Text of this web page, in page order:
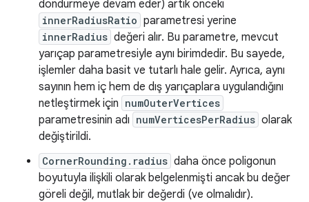
döndürmeye devam eder) artık önceki
innerRadiusRatio parametresi yerine
innerRadius değeri alır. Bu parametre, mevcut
yarıçap parametresiyle aynı birimdedir. Bu sayede,
işlemler daha basit ve tutarlı hale gelir. Ayrıca, aynı
sayının hem iç hem de dış yarıçaplara uygulandığını
netleştirmek için numOuterVertices
parametresinin adı numVerticesPerRadius olarak
değiştirildi.
CornerRounding.radius daha önce poligonun
boyutuyla ilişkili olarak belgelenmişti ancak bu değer
göreli değil, mutlak bir değerdi (ve olmalıdır).